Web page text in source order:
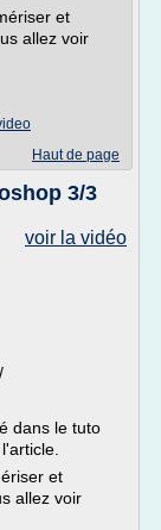
et
allez voir
Haut de page
3/3
voir la vidéo
dans le tuto
et
allez voir